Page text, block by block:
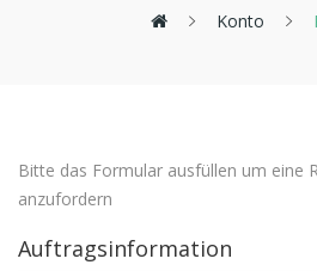
Konto
Bitte das Formular ausfüllen um eine
anzufordern
Auftragsinformation